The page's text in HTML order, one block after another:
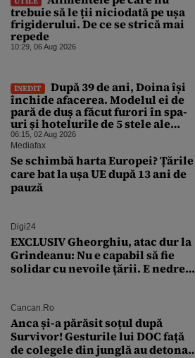
trebuie să le ții niciodată pe ușa
frigiderului. De ce se strică mai
repede
10:29, 06 Aug 2026
INEDIT
După 39 de ani, Doina își
închide afacerea. Modelul ei de
pară de duș a făcut furori în spa-
uri și hotelurile de 5 stele ale
lumii. Ce nu a mai mers
06:15, 02 Aug 2026
Mediafax
Se schimbă harta Europei? Țările
care bat la ușa UE după 13 ani de
pauză
Digi24
EXCLUSIV Gheorghiu, atac dur la
Grindeanu: Nu e capabil să fie
solidar cu nevoile țării. E nedrept
Cancan.ro
Anca și-a părăsit soțul după
Survivor! Gesturile lui DOC față
de colegele din junglă au detonat